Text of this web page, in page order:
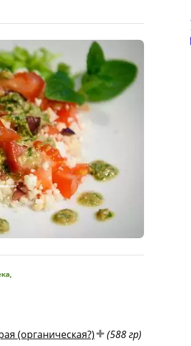
© Inke
,
(органическая?)
(588 гр)